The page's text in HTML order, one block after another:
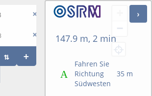
−
147.9 m, 2 min
Fahren Sie
Richtung
Südwesten
35 m